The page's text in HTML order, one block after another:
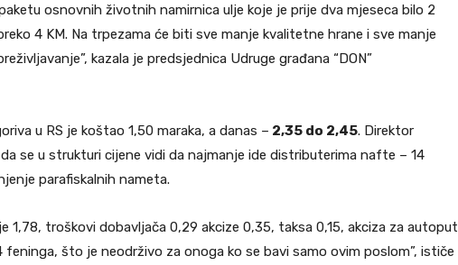
osnovnih životnih namirnica ulje koje je prije dva mjeseca bilo 2
4 KM. Na trpezama će biti sve manje kvalitetne hrane i sve manje
kazala je predsjednica Udruge građana “DON”
u RS je koštao 1,50 maraka, a danas – 2,35 do 2,45. Direktor
se u strukturi cijene vidi da najmanje ide distributerima nafte – 14
parafiskalnih nameta.
1,78, troškovi dobavljača 0,29 akcize 0,35, taksa 0,15, akciza za autoput
feninga, što je neodrživo za onoga ko se bavi samo ovim poslom”, ističe